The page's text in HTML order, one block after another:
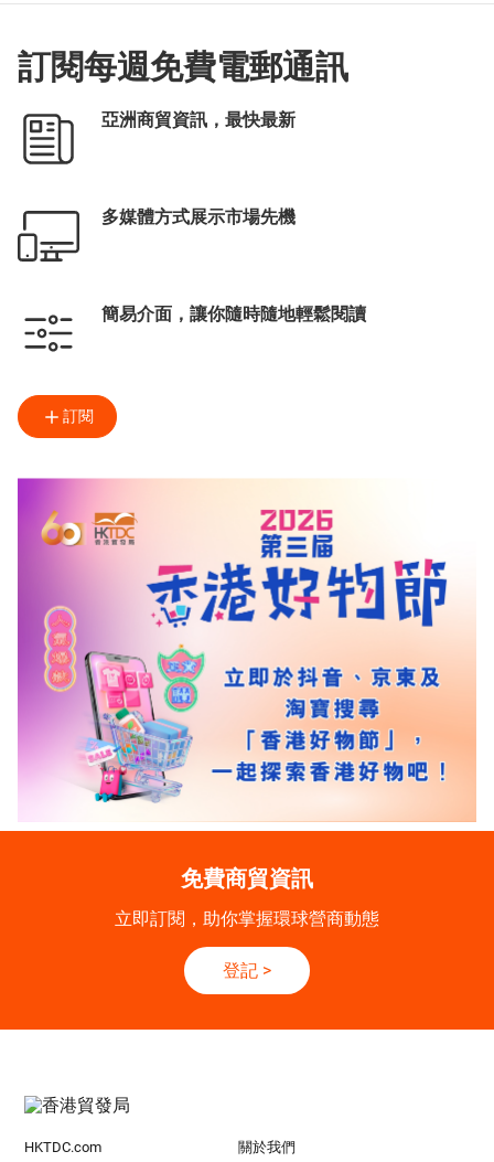
訂閱每週免費電郵通訊
亞洲商貿資訊，最快最新
多媒體方式展示市場先機
簡易介面，讓你隨時隨地輕鬆閱讀
訂閱
免費商貿資訊
立即訂閱，助你掌握環球營商動態
登記 >
HKTDC.com 關於我們